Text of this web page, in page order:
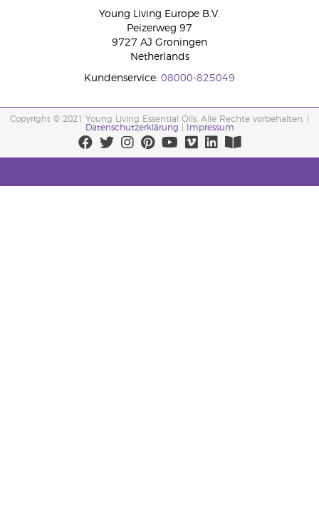
Young Living Europe B.V.
Peizerweg 97
9727 AJ Groningen
Netherlands
Kundenservice: 08000-825049
Copyright © 2021 Young Living Essential Oils. Alle Rechte vorbehalten. |
Datenschutzerklärung
Impressum